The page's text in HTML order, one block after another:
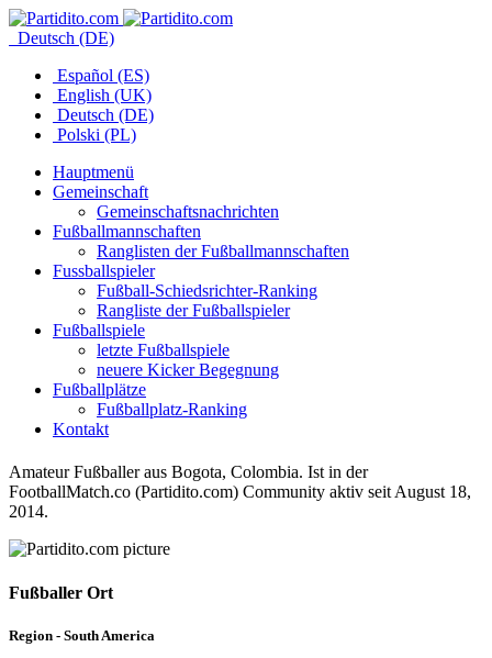
Deutsch (DE)
Español (ES)
English (UK)
Deutsch (DE)
Polski (PL)
Hauptmenü
Gemeinschaft
Gemeinschaftsnachrichten
Fußballmannschaften
Ranglisten der Fußballmannschaften
Fussballspieler
Fußball-Schiedsrichter-Ranking
Rangliste der Fußballspieler
Fußballspiele
letzte Fußballspiele
neuere Kicker Begegnung
Fußballplätze
Fußballplatz-Ranking
Kontakt
Amateur Fußballer aus Bogota, Colombia. Ist in der
FootballMatch.co (Partidito.com) Community aktiv seit August 18,
2014.
Fußballer Ort
Region - South America